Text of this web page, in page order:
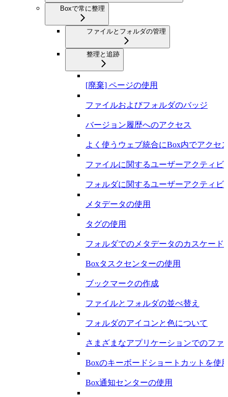
Boxで常に整理
ファイルとフォルダの管理
整理と追跡
[廃棄] ページの使用
ファイルおよびフォルダのバッジ
バージョン履歴へのアクセス
よく使うウェブ統合にBox内でアクセ
ファイルに関するユーザーアクティビ
フォルダに関するユーザーアクティビ
メタデータの使用
タグの使用
フォルダでのメタデータのカスケード
Boxタスクセンターの使用
ブックマークの作成
ファイルとフォルダの並べ替え
フォルダのアイコンと色について
さまざまなアプリケーションでのフ
Boxのキーボードショートカットを使
Box通知センターの使用